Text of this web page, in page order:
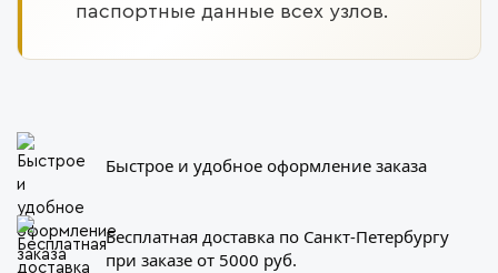
паспортные данные всех узлов.
Быстрое и удобное оформление заказа
Бесплатная доставка по Санкт-Петербургу
при заказе от 5000 руб.